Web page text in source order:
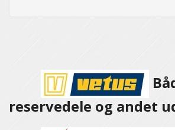
reservedele og andet